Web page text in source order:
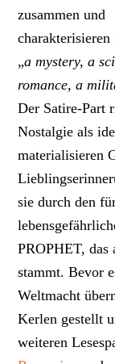
zusammen und
„a mystery, a
romance, a
Der Satire-Part
Nostalgie als
materialisieren
sie durch den
PROPHET, das
stammt. Bevor
Weltmacht
Kerlen gestellt
weiteren